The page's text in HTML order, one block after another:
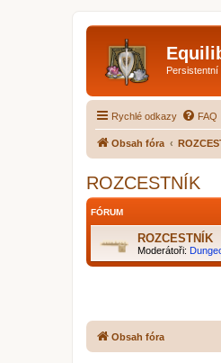
Persistentní
Rychlé odkazy FAQ
Obsah fóra
ROZCESTNÍK
FÓRUM
ROZCESTNÍK
Moderátoři:
Obsah fóra